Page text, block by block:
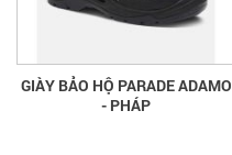
GIÀY BẢO HỘ PARADE ADAMO
- PHÁP